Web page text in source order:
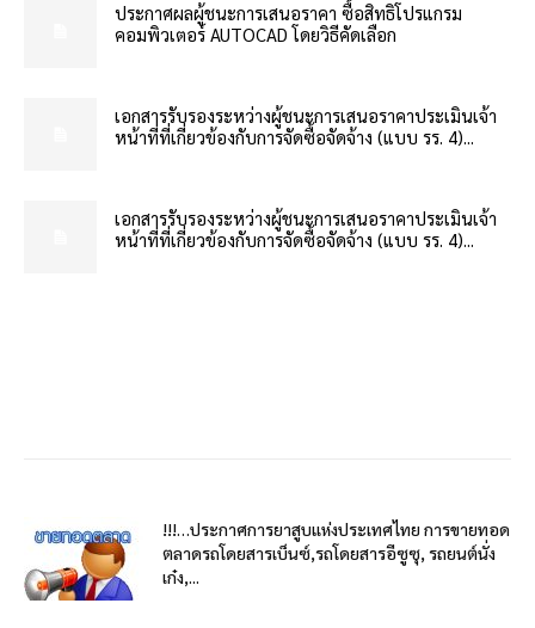
ประกาศผลผู้ชนะการเสนอราคา ซื้อสิทธิโปรแกรม
คอมพิวเตอร์ AUTOCAD โดยวิธีคัดเลือก
เอกสารรับรองระหว่างผู้ชนะการเสนอราคาประเมินเจ้า
หน้าที่ที่เกี่ยวข้องกับการจัดซื้อจัดจ้าง (แบบ รร. 4)...
เอกสารรับรองระหว่างผู้ชนะการเสนอราคาประเมินเจ้า
หน้าที่ที่เกี่ยวข้องกับการจัดซื้อจัดจ้าง (แบบ รร. 4)...
!!!…ประกาศการยาสูบแห่งประเทศไทย การขายทอด
ตลาดรถโดยสารเบ็นซ์,รถโดยสารอีซูซุ, รถยนต์นั่ง
เก๋ง,...